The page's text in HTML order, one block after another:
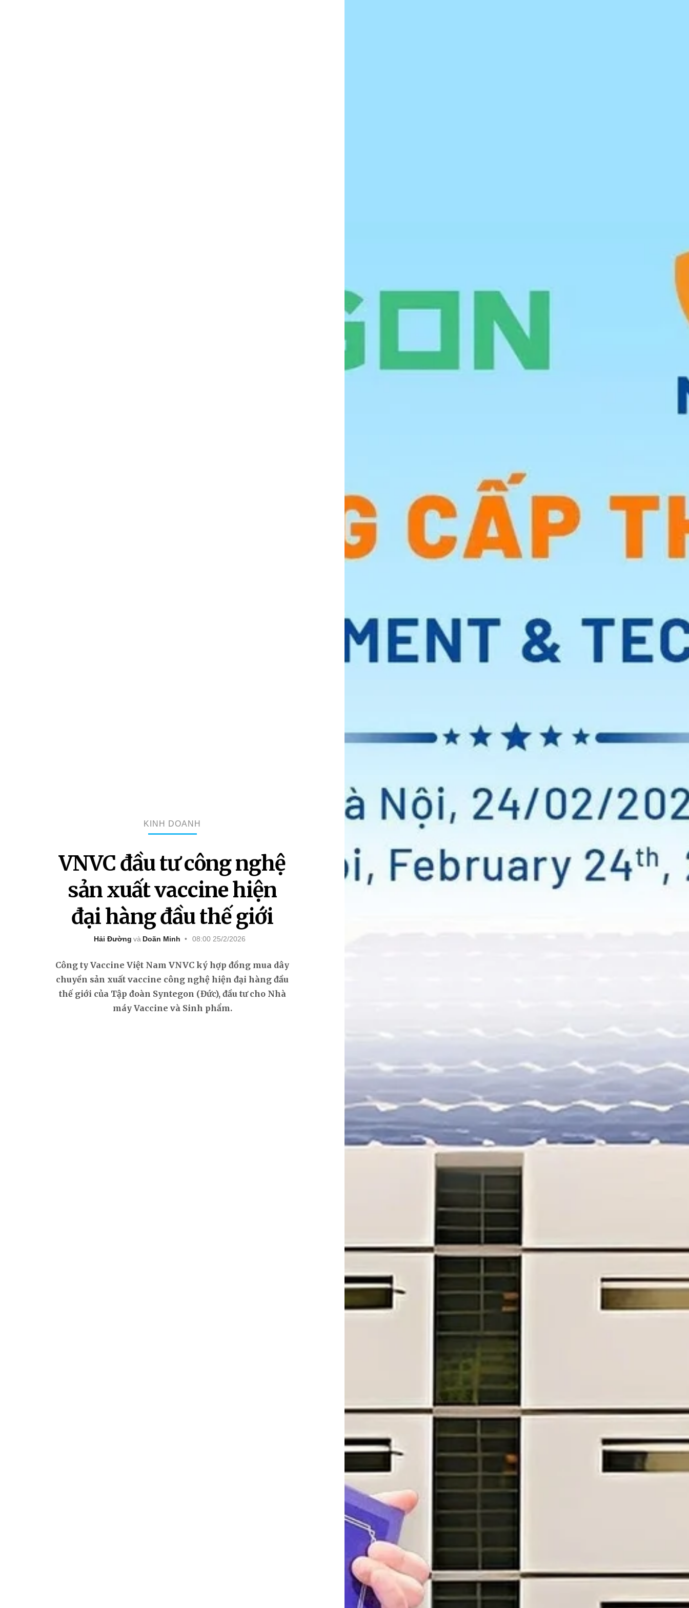
KINH DOANH
VNVC đầu tư công nghệ
sản xuất vaccine hiện
đại hàng đầu thế giới
Hải Đường Doãn Minh 08:00 25/2/2026
Công ty Vaccine Việt Nam VNVC ký hợp đồng mua dây
chuyền sản xuất vaccine công nghệ hiện đại hàng đầu
thế giới của Tập đoàn Syntegon (Đức), đầu tư cho Nhà
máy Vaccine và Sinh phẩm.